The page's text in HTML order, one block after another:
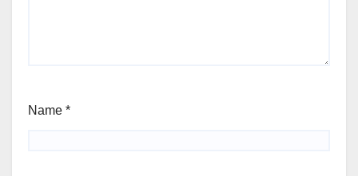
Name *